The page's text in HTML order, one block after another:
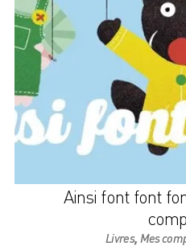
Ainsi font font
Livres, Mes